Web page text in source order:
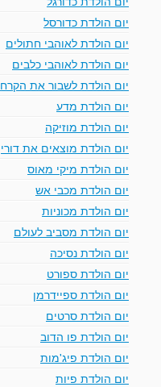
יום הולדת כדורסל
יום הולדת לאוהבי חתולים
יום הולדת לאוהבי כלבים
יום הולדת לשבור את הקרח
יום הולדת מדע
יום הולדת מוזיקה
יום הולדת מוצאים את דורי
יום הולדת מיקי מאוס
יום הולדת מכבי אש
יום הולדת מכוניות
יום הולדת מסביב לעולם
יום הולדת נסיכה
יום הולדת ספורט
יום הולדת ספיידרמן
יום הולדת סרטים
יום הולדת פו הדוב
יום הולדת פיג'מות
יום הולדת פיות